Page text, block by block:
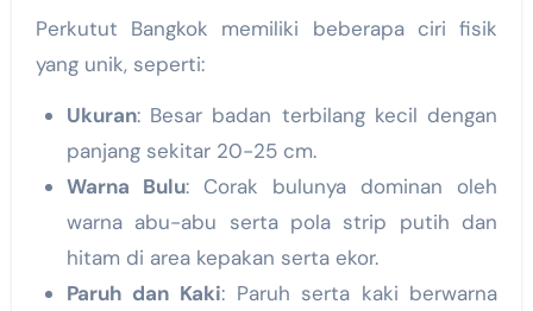
Perkutut Bangkok memiliki beberapa ciri fisik
yang unik, seperti:
Ukuran: Besar badan terbilang kecil dengan
panjang sekitar 20-25 cm.
Warna Bulu: Corak bulunya dominan oleh
warna abu-abu serta pola strip putih dan
hitam di area kepakan serta ekor.
Paruh dan Kaki: Paruh serta kaki berwarna